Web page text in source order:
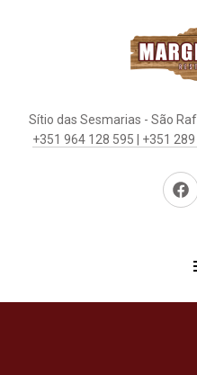
Sítio das Sesmarias - São
+351 964 128 595 | +351